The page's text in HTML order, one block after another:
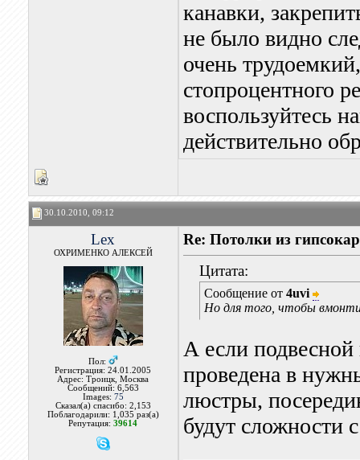
канавки,
не было видно
очень
стопроцентного
воспользуйтесь
действительно
30.10.2010, 09:12
Lex
ОХРИМЕНКО АЛЕКСЕЙ
Пол:
Регистрация: 24.01.2005
Адрес: Троицк, Москва
Сообщений: 6,563
Images: 75
Сказал(а) спасибо: 2,153
Поблагодарили: 1,035 раз(а)
Репутация:39614
Re: Потолки из
Цитата:
Сообщение от 4uvi
Но для того, чтобы
А если подвесной
проведена в
люстры,
будут сложности